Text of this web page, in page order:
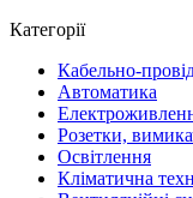
Категорії
Кабельно-
Автоматика
Розетки,
Освітлення
Кліматична